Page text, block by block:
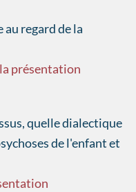
regard de la
présentation
quelle dialectique
de l'enfant et